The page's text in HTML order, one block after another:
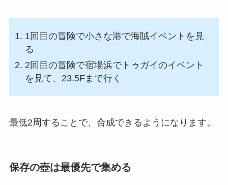
1回目の冒険で小さな港で海賊イベントを見
る
2回目の冒険で宿場浜でトゥガイのイベント
を見て、23.5Fまで行く
最低2周することで、合成できるようになります。
保存の壺は最優先で集める